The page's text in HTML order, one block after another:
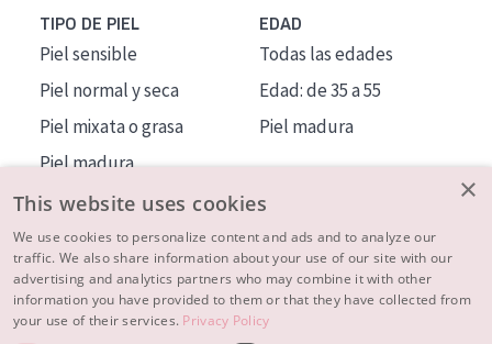
TIPO DE PIEL
Piel sensible
Piel normal y seca
Piel mixata o grasa
Piel madura
Piel expuesta al sol
Piel menopáusica
EDAD
Todas las edades
Edad: de 35 a 55
Piel madura
MÁS SOBRE NOSOTROS
INSPIRACIÓN
×
This website uses cookies
We use cookies to personalize content and ads and to analyze our
traffic. We also share information about your use of our site with our
advertising and analytics partners who may combine it with other
information you have provided to them or that they have collected from
your use of their services. Privacy Policy